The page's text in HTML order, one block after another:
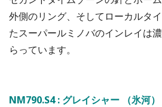
外側のリング、そしてローカルタ
たスーパールミノバのインレイは
らっています。
NM790.S4 : グレイシャー （氷河）